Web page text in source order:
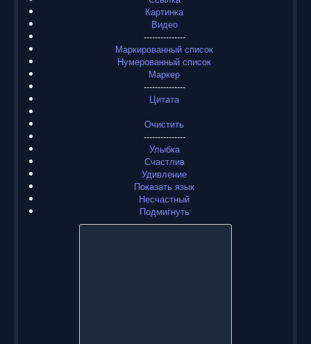
Картинка
Видео
---------------
Маркированный список
Нумерованный список
Маркер
---------------
Цитата
Очистить
---------------
Улыбка
Счастлив
Удивление
Показать язык
Несчастный
Подмигнуть